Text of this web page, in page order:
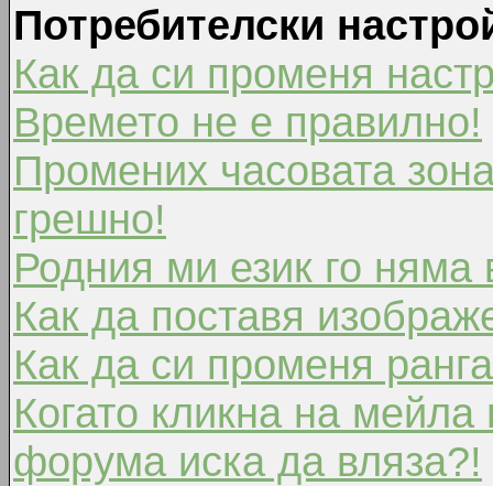
Потребителски
Как да си променя
Времето не е правилно!
Промених часовата
грешно!
Родния ми език го няма
Как да поставя
Как да си променя
Когато кликна на
форума иска да вляза?!